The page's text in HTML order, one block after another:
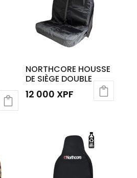
NORTHCORE HOUSSE
DE SIÈGE DOUBLE
12 000 XPF